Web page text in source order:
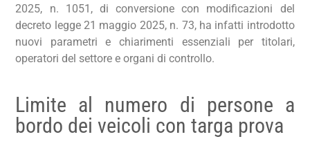
2025, n. 1051, di conversione con modificazioni del
decreto legge 21 maggio 2025, n. 73, ha infatti introdotto
nuovi parametri e chiarimenti essenziali per titolari,
operatori del settore e organi di controllo.
Limite al numero di persone a
bordo dei veicoli con targa prova